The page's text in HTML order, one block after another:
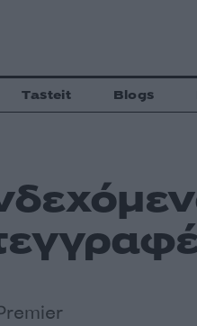
Tasteit Blogs